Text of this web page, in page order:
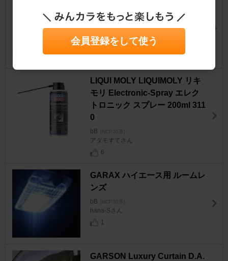
PLUS DEXRON Ⅲ
アダモすてさん
6
LIQUI MOLY LIQUIMOLY リキ
モリ Electronic-Spray エレク
トロニック スプレー 200ml 311
0
bB [NCP30系]
アダモすてさん
6
GARAX ハイエース用 ルームレ
ンズ
bB [NCP30系]
hana-Sさん
1
GARSON Luxury Curtain D.A.
会員登録をして使う